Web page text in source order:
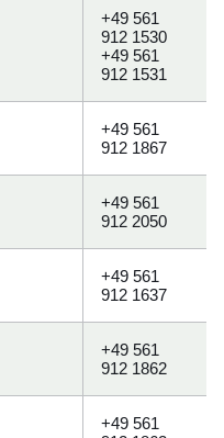
+49 561
912 1530
+49 561
912 1531
+49 561
912 1867
+49 561
912 2050
+49 561
912 1637
+49 561
912 1862
+49 561